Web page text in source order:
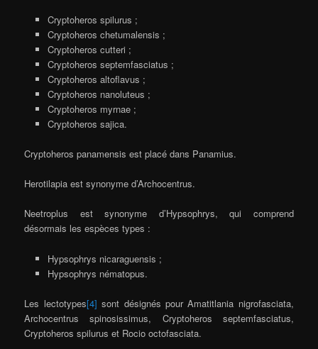
Cryptoheros spilurus ;
Cryptoheros chetumalensis ;
Cryptoheros cutteri ;
Cryptoheros septemfasciatus ;
Cryptoheros altoflavus ;
Cryptoheros nanoluteus ;
Cryptoheros myrnae ;
Cryptoheros sajica.
Cryptoheros panamensis est placé dans Panamius.
Herotilapia est synonyme d’Archocentrus.
Neetroplus est synonyme d’Hypsophrys, qui comprend
désormais les espèces types :
Hypsophrys nicaraguensis ;
Hypsophrys nématopus.
Les lectotypes[4] sont désignés pour Amatitlania nigrofasciata,
Archocentrus spinosissimus, Cryptoheros septemfasciatus,
Cryptoheros spilurus et Rocio octofasciata.